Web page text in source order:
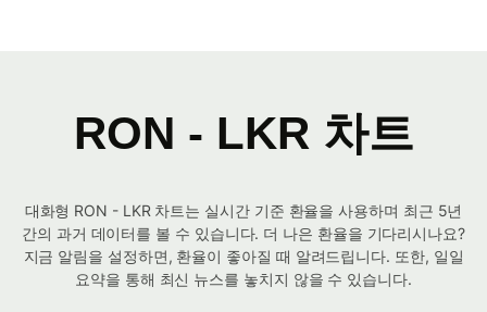
RON - LKR 차트
대화형 RON - LKR 차트는 실시간 기준 환율을 사용하며 최근 5년
간의 과거 데이터를 볼 수 있습니다. 더 나은 환율을 기다리시나요?
지금 알림을 설정하면, 환율이 좋아질 때 알려드립니다. 또한, 일일
요약을 통해 최신 뉴스를 놓치지 않을 수 있습니다.